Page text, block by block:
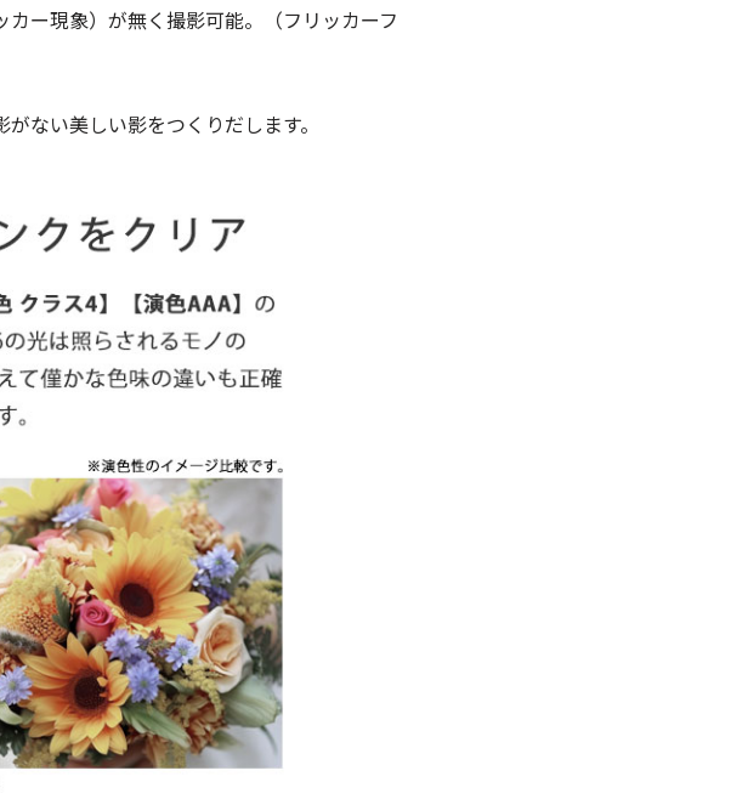
ー現象）が無く撮影可能。（フリッカーフ
ない美しい影をつくりだします。